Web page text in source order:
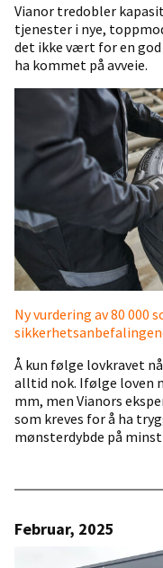
Vianor tredobler
tjenester i nye,
det ikke vært for en
ha kommet på avveie.
Ny vurdering av 80 000
Å kun følge lovkravet
alltid nok. Ifølge loven
mm, men Vianors
som kreves for å ha
mønsterdybde på
Februar, 2025